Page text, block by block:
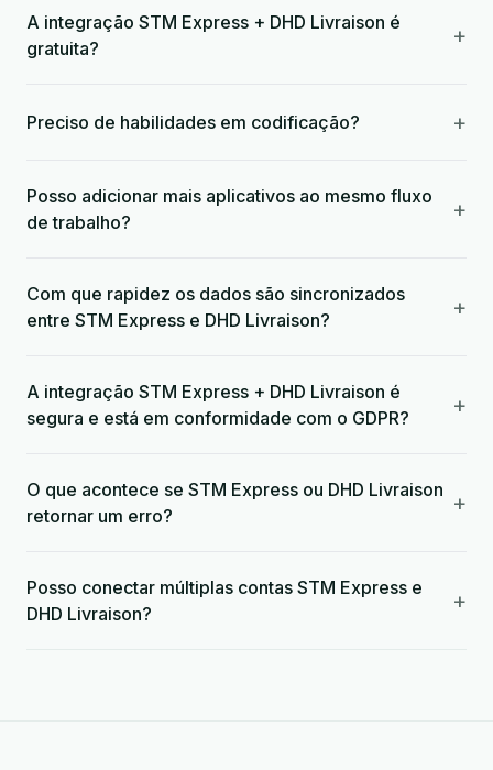
A integração STM Express + DHD Livraison é
gratuita?
+
Preciso de habilidades em codificação? +
Posso adicionar mais aplicativos ao mesmo fluxo
de trabalho?
+
Com que rapidez os dados são sincronizados
entre STM Express e DHD Livraison?
+
A integração STM Express + DHD Livraison é
segura e está em conformidade com o GDPR?
+
O que acontece se STM Express ou DHD Livraison
retornar um erro?
+
Posso conectar múltiplas contas STM Express e
DHD Livraison?
+